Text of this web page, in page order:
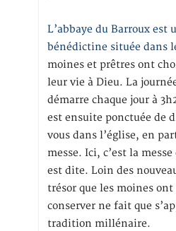
L’abbaye du Barroux est
bénédictine située dans
moines et prêtres ont
leur vie à Dieu. La
démarre chaque jour à
est ensuite ponctuée de
vous dans l’église, en
messe. Ici, c’est la
est dite. Loin des
trésor que les moines
conserver ne fait que
tradition millénaire.